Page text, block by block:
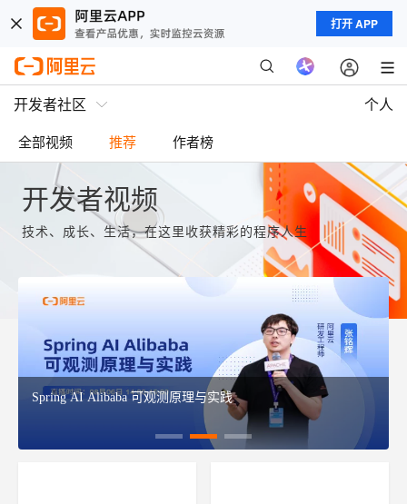
打开 APP
开发者社区 个人
全部视频 推荐 作者榜
开发者视频
技术、成长、生活，在这里收获精彩的程序人生
Spring AI Alibaba 可观测原理与实践